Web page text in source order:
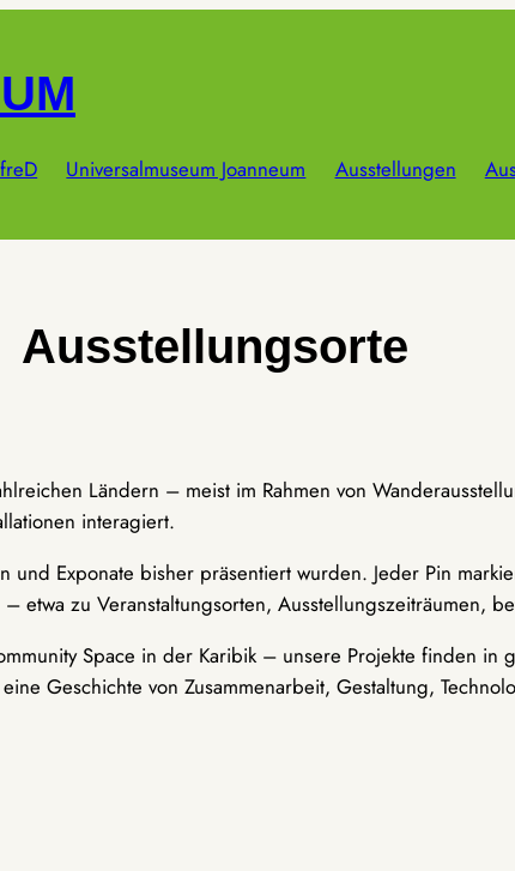
Universalmuseum Joanneum Ausstellungen
Ausstellungsorte
Ländern – meist im Rahmen von
interagiert.
Exponate bisher präsentiert wurden. Jeder Pin
etwa zu Veranstaltungsorten, Ausstellungszeiträumen,
Space in der Karibik – unsere Projekte finden in
Geschichte von Zusammenarbeit, Gestaltung,